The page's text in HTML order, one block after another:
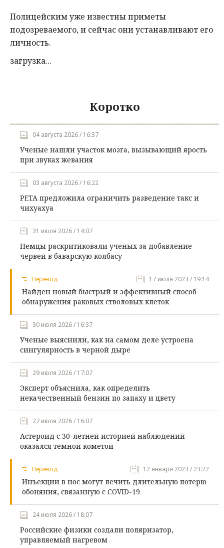
Полицейским уже известны приметы
подозреваемого, и сейчас они устанавливают его
личность.
загрузка...
Коротко
04 августа 2026 / 16:37
Ученые нашли участок мозга, вызывающий ярость
при звуках жевания
03 августа 2026 / 16:22
PETA предложила ограничить разведение такс и
чихуахуа
31 июля 2026 / 14:07
Немцы раскритиковали ученых за добавление
червей в баварскую колбасу
Перевод 17 июля 2023 / 19:14
Найден новый быстрый и эффективный способ
обнаружения раковых стволовых клеток
30 июля 2026 / 16:37
Ученые выяснили, как на самом деле устроена
сингулярность в черной дыре
29 июля 2026 / 17:07
Эксперт объяснила, как определить
некачественный бензин по запаху и цвету
27 июля 2026 / 16:07
Астероид с 30-летней историей наблюдений
оказался темной кометой
Перевод 12 января 2023 / 23:22
Инъекции в нос могут лечить длительную потерю
обоняния, связанную с COVID-19
24 июля 2026 / 18:07
Российские физики создали поляризатор,
управляемый нагревом